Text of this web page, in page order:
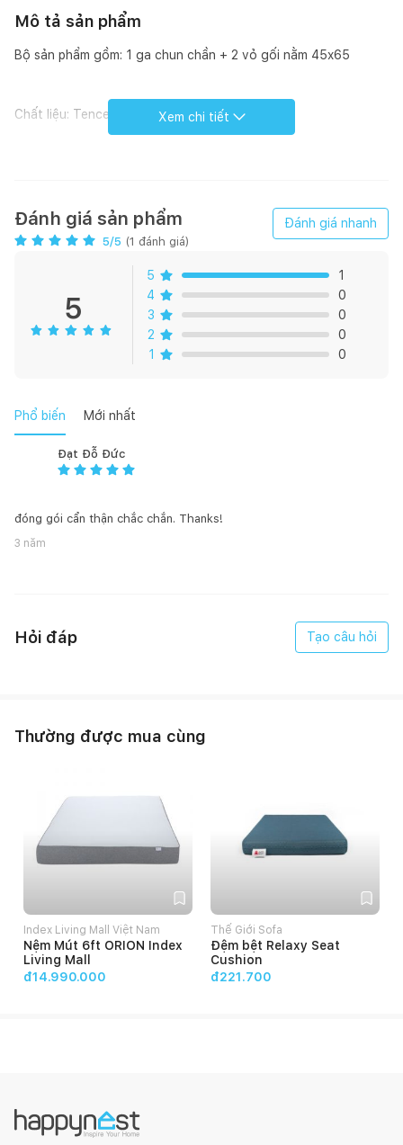
Mô tả sản phẩm
Bộ sản phẩm gồm: 1 ga chun chần + 2 vỏ gối nằm 45x65
Chất liệu: Tencel
Mô tả sản phẩm:
Màu trắng tinh khôi cũng là một trong những màu sắc chăn ga
được chọn lựa rất nhiều cho ngày cưới – ngày trọng đại của
đời người. Không rực rỡ như váy cô dâu, không màu mè, hoa
lá, bộ chăn ga trắng EST21034 vẫn thu hút tất cả ánh nhìn và
Năm nay, màu trắng được kết hợp cùng phong cách hoa văn
hiện đại, cách điệu. Hình hoa tròn như bông tuyết nở, được rải
đều khắp chăn, chỉ thêu kim tuyến ánh bạc lấp lánh tôn lên vẻ
Xem chi tiết
Đánh giá sản phẩm
5/5 (1 đánh giá)
Đánh giá nhanh
5
5
1
4
0
3
0
2
0
1
0
Phổ biến Mới nhất
Đạt Đỗ Đức
đóng gói cẩn thận chắc chắn. Thanks!
3 năm
Hỏi đáp Tạo câu hỏi
Thường được mua cùng
Index Living Mall Việt Nam
Nệm Mút 6ft ORION Index
Living Mall
đ14.990.000
Thế Giới Sofa
Đệm bệt Relaxy Seat
Cushion
đ221.700